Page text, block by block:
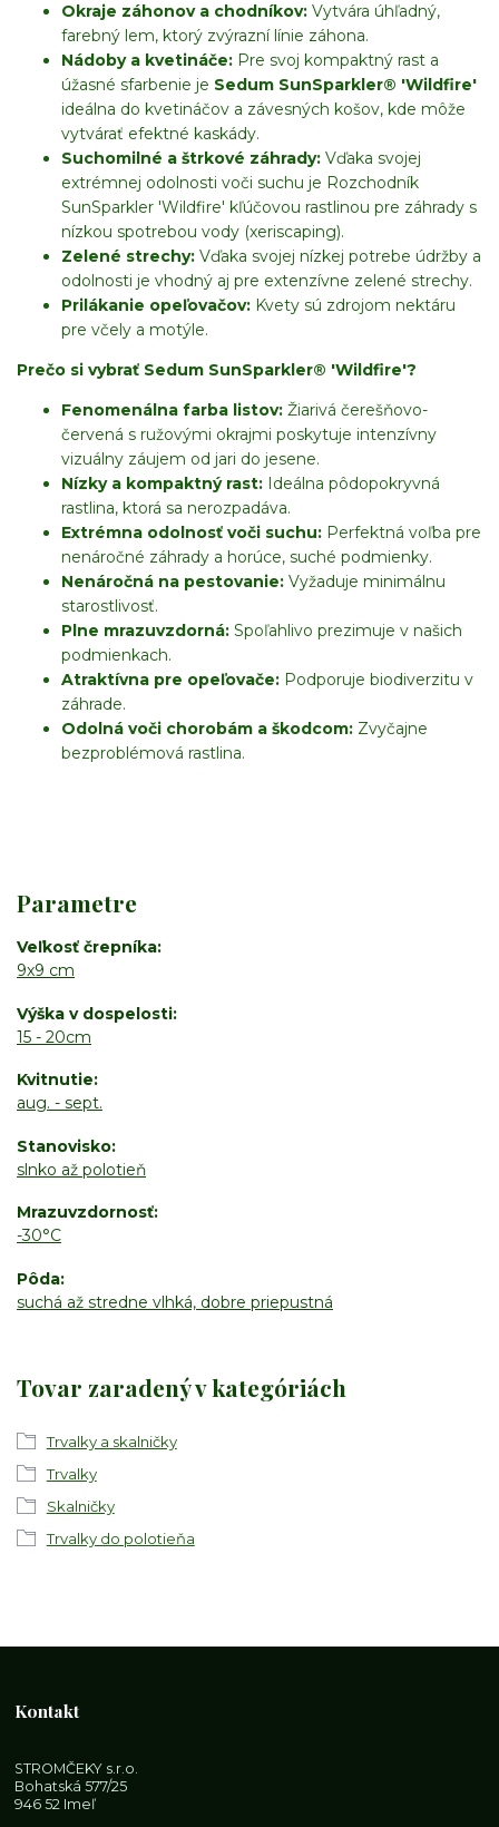
Okraje záhonov a chodníkov: Vytvára úhľadný,
farebný lem, ktorý zvýrazní línie záhona.
Nádoby a kvetináče: Pre svoj kompaktný rast a
úžasné sfarbenie je Sedum SunSparkler® 'Wildfire'
ideálna do kvetináčov a závesných košov, kde môže
vytvárať efektné kaskády.
Suchomilné a štrkové záhrady: Vďaka svojej
extrémnej odolnosti voči suchu je Rozchodník
SunSparkler 'Wildfire' kľúčovou rastlinou pre záhrady s
nízkou spotrebou vody (xeriscaping).
Zelené strechy: Vďaka svojej nízkej potrebe údržby a
odolnosti je vhodný aj pre extenzívne zelené strechy.
Prilákanie opeľovačov: Kvety sú zdrojom nektáru
pre včely a motýle.
Prečo si vybrať Sedum SunSparkler® 'Wildfire'?
Fenomenálna farba listov: Žiarivá čerešňovo-
červená s ružovými okrajmi poskytuje intenzívny
vizuálny záujem od jari do jesene.
Nízky a kompaktný rast: Ideálna pôdopokryvná
rastlina, ktorá sa nerozpadáva.
Extrémna odolnosť voči suchu: Perfektná voľba pre
nenáročné záhrady a horúce, suché podmienky.
Nenáročná na pestovanie: Vyžaduje minimálnu
starostlivosť.
Plne mrazuvzdorná: Spoľahlivo prezimuje v našich
podmienkach.
Atraktívna pre opeľovače: Podporuje biodiverzitu v
záhrade.
Odolná voči chorobám a škodcom: Zvyčajne
bezproblémová rastlina.
Parametre
Veľkosť črepníka
9x9 cm
Výška v dospelosti
15 - 20cm
Kvitnutie
aug. - sept.
Stanovisko
slnko až polotieň
Mrazuvzdornosť
-30°C
Pôda
suchá až stredne vlhká, dobre priepustná
Tovar zaradený v kategóriách
Trvalky a skalničky
Trvalky
Skalničky
Trvalky do polotieňa
Kontakt
STROMČEKY s.r.o.
Bohatská 577/25
946 52 Imeľ